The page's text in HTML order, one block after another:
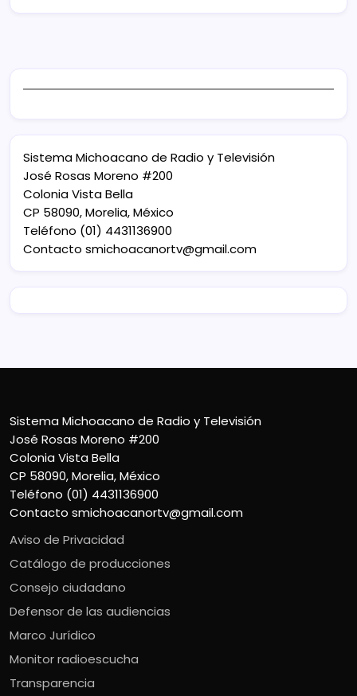
Sistema Michoacano de Radio y Televisión
José Rosas Moreno #200
Colonia Vista Bella
CP 58090, Morelia, México
Teléfono (01) 4431136900
Contacto smichoacanortv@gmail.com
Sistema Michoacano de Radio y Televisión
José Rosas Moreno #200
Colonia Vista Bella
CP 58090, Morelia, México
Teléfono (01) 4431136900
Contacto smichoacanortv@gmail.com
Aviso de Privacidad
Catálogo de producciones
Consejo ciudadano
Defensor de las audiencias
Marco Jurídico
Monitor radioescucha
Transparencia